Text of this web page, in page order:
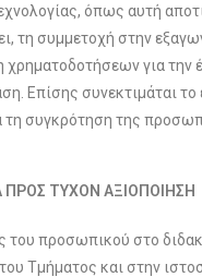
όπως αυτή
τη συμμετοχή στην
για την
Επίσης συνεκτιμάται
τη συγκρότηση της
ΠΡΟΣ ΤΥΧΟΝ ΑΞΙΟΠΟΙΗΣΗ
του προσωπικού στο
Τμήματος και στην